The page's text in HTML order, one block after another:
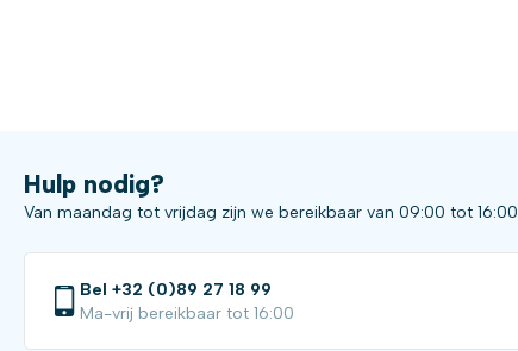
Hulp nodig?
Van maandag tot vrijdag zijn we bereikbaar van 09:00 tot 16:00
Bel +32 (0)89 27 18 99
Ma-vrij bereikbaar tot 16:00